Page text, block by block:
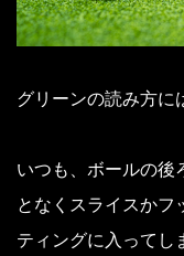
グリーンの読み方に
いつも、ボールの後
となくスライスかフ
ティングに入ってし